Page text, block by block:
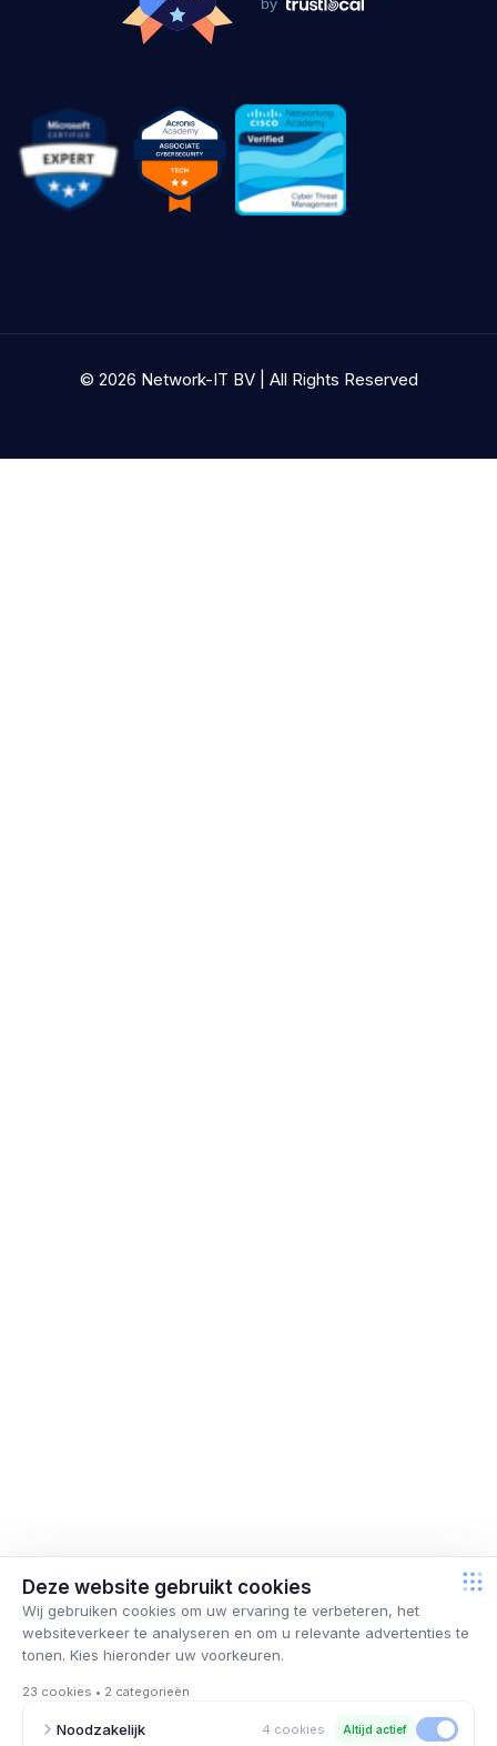
by
© 2026 Network-IT BV | All Rights Reserved